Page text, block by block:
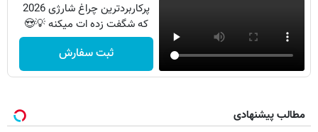
پرکاربردترین چراغ شارژی 2026
که شگفت زده ات میکنه 💡😍
ثبت سفارش
مطالب پیشنهادی